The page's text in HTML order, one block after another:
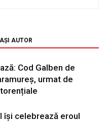
AUTOR
Cod Galben de
urmat de
își celebrează eroul